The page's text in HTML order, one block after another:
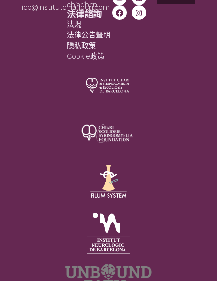
icb@institutchiaribcn.com
chiaribcn
法律諮詢
法規
法律公告聲明
隱私政策
Cookie政策